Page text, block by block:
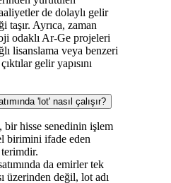
de dolaylı gelir
taşır. Ayrıca, zaman
odaklı Ar-Ge projeleri
lisanslama veya benzeri
gelir yapısını
'lot' nasıl çalışır?
bir hisse senedinin işlem
birimini ifade eden
da emirler tek
üzerinden değil, lot adı